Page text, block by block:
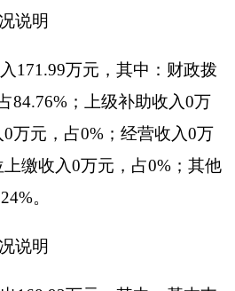
：财政拨款收入年初预
万元，预决算差异
万元，决算数145.78万
主要原因是：人员工资
拨款支出决算情况说明
财政拨款支出145.78万